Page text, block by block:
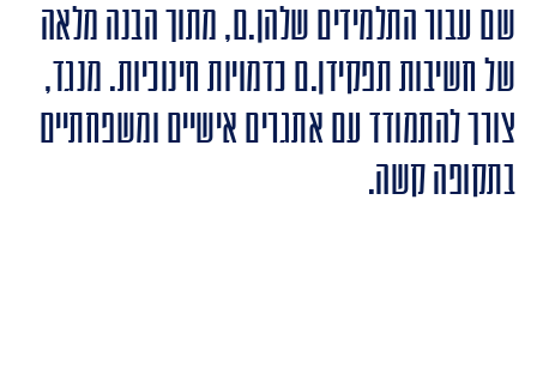
שם עבור התלמידים שלהן.ם, מתוך הבנה מלאה
של חשיבות תפקידן.ם כדמויות חינוכיות. מנגד,
צורך להתמודד עם אתגרים אישיים ומשפחתיים
בתקופה קשה.